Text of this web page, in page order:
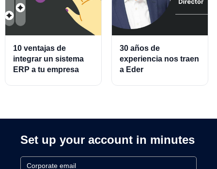
10 ventajas de
integrar un sistema
ERP a tu empresa
30 años de
experiencia nos traen
a Eder
Set up your account in minutes